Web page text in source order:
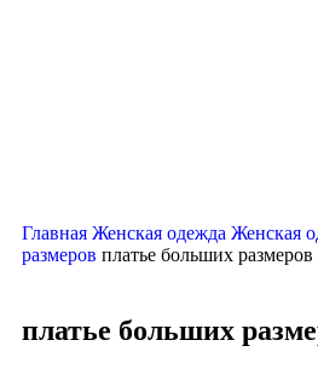
Главная Женская одежда Женская
размеров платье больших размеров
платье больших